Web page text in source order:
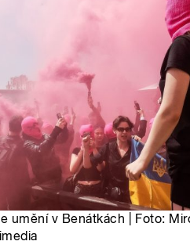
umění v Benátkách | Foto: